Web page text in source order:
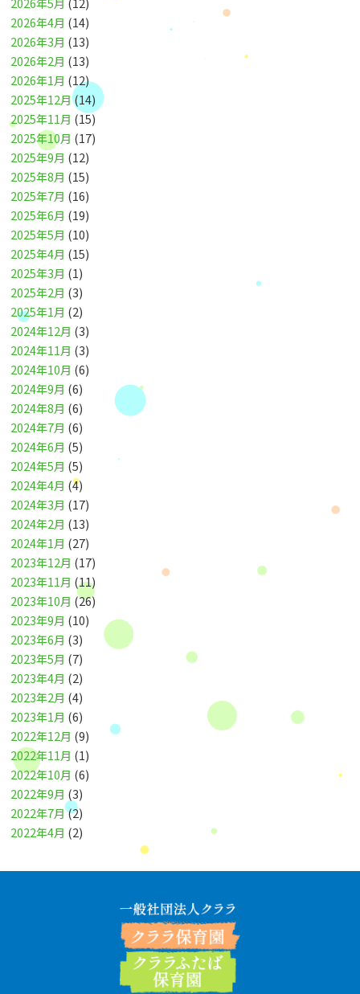
2026年4月 (14)
2026年3月 (13)
2026年2月 (13)
2026年1月 (12)
2025年12月(14)
2025年11月 (15)
2025年10月 (17)
2025年9月 (12)
2025年8月 (15)
2025年7月 (16)
2025年6月 (19)
2025年5月 (10)
2025年4月 (15)
2025年3月 (1)
2025年2月 (3)
2025年1月 (2)
2024年12月 (3)
2024年11月 (3)
2024年10月 (6)
2024年9月 (6)
2024年8月 (6)
2024年7月 (6)
2024年6月 (5)
2024年5月 (5)
2024年4月 (4)
2024年3月 (17)
2024年2月 (13)
2024年1月 (27)
2023年12月 (17)
2023年11月 (11)
2023年10月 (26)
2023年9月 (10)
2023年6月 (3)
2023年5月 (7)
2023年4月 (2)
2023年2月 (4)
2023年1月 (6)
2022年12月 (9)
2022年11月 (1)
2022年10月 (6)
2022年9月 (3)
2022年7月(2)
2022年4月 (2)